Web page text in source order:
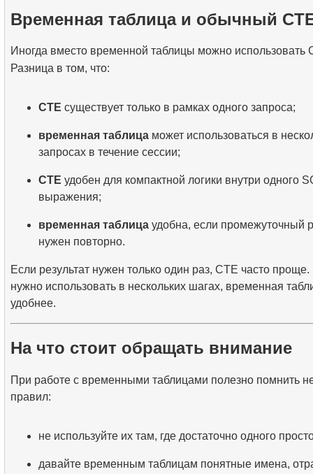
Временная таблица и обычный
Иногда вместо временной таблицы можно использовать
Разница в том, что:
CTE существует только в рамках одного запроса;
временная таблица может использоваться в
запросах в течение сессии;
CTE удобен для компактной логики внутри одного
выражения;
временная таблица удобна, если промежуточный
нужен повторно.
Если результат нужен только один раз, CTE часто проще.
нужно использовать в нескольких шагах, временная
удобнее.
На что стоит обращать внимание
При работе с временными таблицами полезно помнить
правил:
не используйте их там, где достаточно одного
давайте временным таблицам понятные имена,